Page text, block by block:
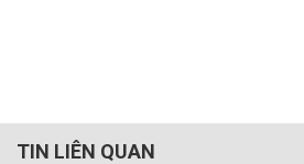
TIN LIÊN QUAN